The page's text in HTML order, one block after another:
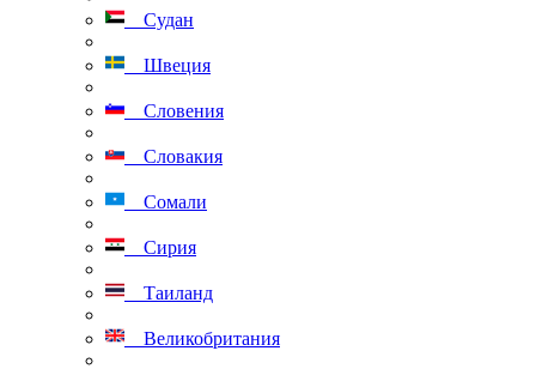
Судан
Швеция
Словения
Словакия
Сомали
Сирия
Таиланд
Великобритания